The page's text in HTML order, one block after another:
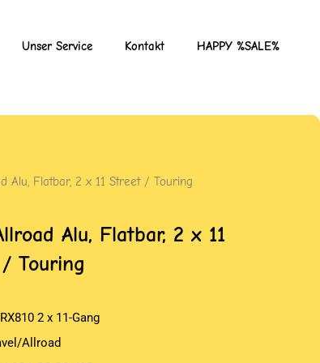
Unser Service Kontakt HAPPY %SALE%
Alu, Flatbar, 2 x 11 Street / Touring
Alu, Flatbar, 2 x 11
Touring
2 x 11-Gang
Allroad